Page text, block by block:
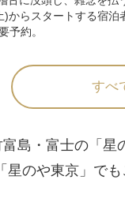
)からスタートする宿
予約。
すべ
島・富士の「星
星のや東京」で